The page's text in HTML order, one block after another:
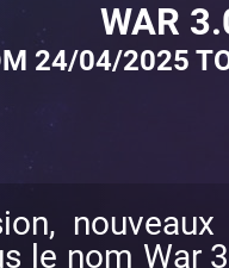
WAR
24/04/2025
le nom War